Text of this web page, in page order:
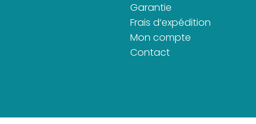
Garantie
Frais d’expédition
Mon compte
Contact